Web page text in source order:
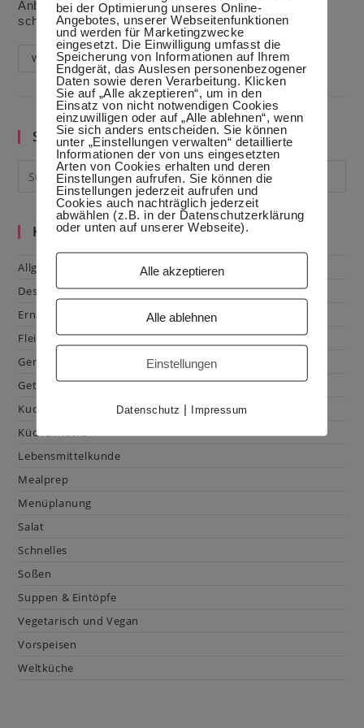
Anbraten Zubereitung: Eier reiben.Schnittlauch
schneiden.Alle…
WeiterlesenEier-
Küchlein
Für
Den
Osterbrunch
Suche im Blog
Kategorien
Allgemein
Dessert
Ernährung
Fleisch & Geflügel
Gemüse
Getränke
Kuchen & Gebäck
Küchenhacks
Lebensmittelkunde
Mealprep
Menüplanung
Salat
Schnelles
Soßen
Suppen & Eintöpfe
Vegetarisch und Vegan
Vorspeisen
Weltküche
bei der Optimierung unseres Online-
Angebotes, unserer Webseitenfunktionen
und werden für Marketingzwecke
eingesetzt. Die Einwilligung umfasst die
Speicherung von Informationen auf Ihrem
Endgerät, das Auslesen personenbezogener
Daten sowie deren Verarbeitung. Klicken
Sie auf „Alle akzeptieren“, um in den
Einsatz von nicht notwendigen Cookies
einzuwilligen oder auf „Alle ablehnen“, wenn
Sie sich anders entscheiden. Sie können
unter „Einstellungen verwalten“ detaillierte
Informationen der von uns eingesetzten
Arten von Cookies erhalten und deren
Einstellungen aufrufen. Sie können die
Einstellungen jederzeit aufrufen und
Cookies auch nachträglich jederzeit
abwählen (z.B. in der Datenschutzerklärung
oder unten auf unserer Webseite).
Alle akzeptieren
Alle ablehnen
Einstellungen
Datenschutz | Impressum